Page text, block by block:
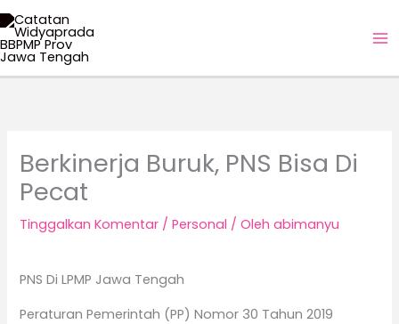
Lewati
ke
konten
Berkinerja Buruk, PNS Bisa Di
Pecat
Tinggalkan Komentar /Personal / Olehabimanyu
PNS Di LPMP Jawa Tengah
Peraturan Pemerintah (PP) Nomor 30 Tahun 2019